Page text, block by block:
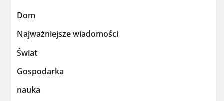
Dom
Najważniejsze wiadomości
Świat
Gospodarka
nauka